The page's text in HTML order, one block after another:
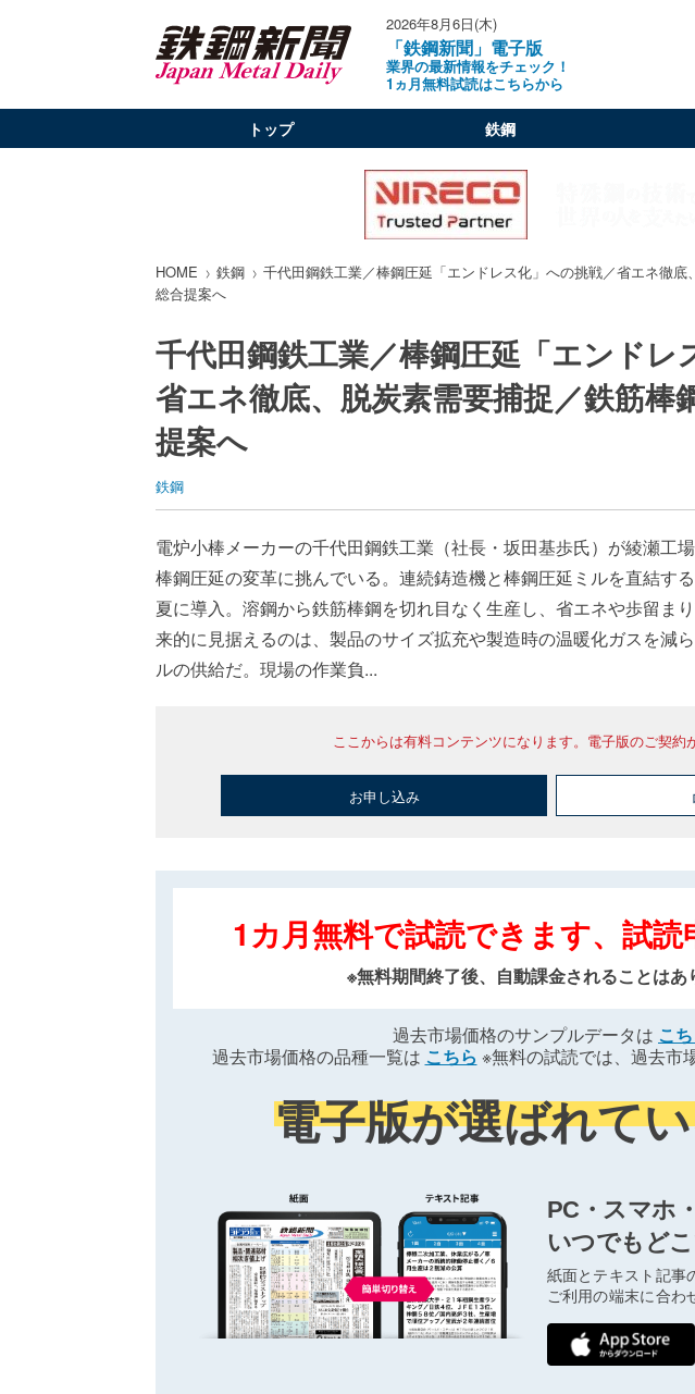
2026年8月6日(木)
「鉄鋼新聞」電子版
業界の最新情報をチェック！
1ヵ月無料試読はこちらから
トップ 鉄鋼
HOME 鉄鋼
千代田鋼鉄工業／棒鋼圧延「エンドレス化」への挑戦／省エネ徹底
総合提案へ
千代田鋼鉄工業／棒鋼圧延「エンドレ
省エネ徹底、脱炭素需要捕捉／鉄筋棒
提案へ
鉄鋼
電炉小棒メーカーの千代田鋼鉄工業（社長・坂田基歩氏）が綾瀬工
棒鋼圧延の変革に挑んでいる。連続鋳造機と棒鋼圧延ミルを直結す
夏に導入。溶鋼から鉄筋棒鋼を切れ目なく生産し、省エネや歩留ま
来的に見据えるのは、製品のサイズ拡充や製造時の温暖化ガスを減
ルの供給だ。現場の作業負...
ここからは有料コンテンツになります。電子版のご契約
お申し込み
1カ月無料で試読できます、試読
※無料期間終了後、自動課金されることはあ
過去市場価格のサンプルデータは こ
過去市場価格の品種一覧は こちら ※無料の試読では、過去市
電子版が選ばれて
PC・スマホ
いつでもど
紙面とテキスト記事
ご利用の端末に合わ